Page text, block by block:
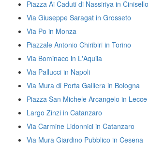
Piazza Ai Caduti di Nassiriya in
Via Giuseppe Saragat in Grosseto
Via Po in Monza
Piazzale Antonio Chiribiri in Torino
Via Bominaco in L'Aquila
Via Pallucci in Napoli
Via Mura di Porta Galliera in Bologna
Piazza San Michele Arcangelo in Lecce
Largo Zinzi in Catanzaro
Via Carmine Lidonnici in Catanzaro
Via Mura Giardino Pubblico in Cesena